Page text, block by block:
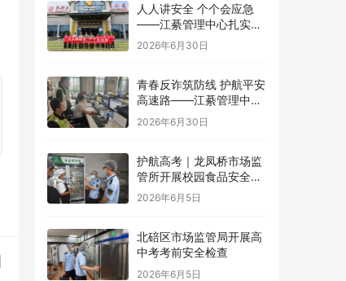
人人讲安全 个个会应急
——江綦管理中心扎实开
展2026年“安全生产月”系
列活动
2026年6月30日
青春反诈筑防线 护航平安
高速路——江綦管理中心
团支部开展反诈宣传活动
2026年6月30日
护航高考｜龙凤桥市场监
管所开展校园食品安全专
项检查
2026年6月5日
北碚区市场监管局开展高
中考考前安全检查
2026年6月5日